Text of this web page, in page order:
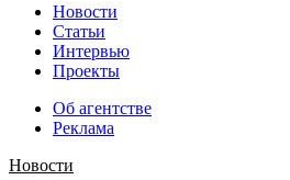
Новости
Статьи
Интервью
Проекты
Об агентстве
Реклама
Новости